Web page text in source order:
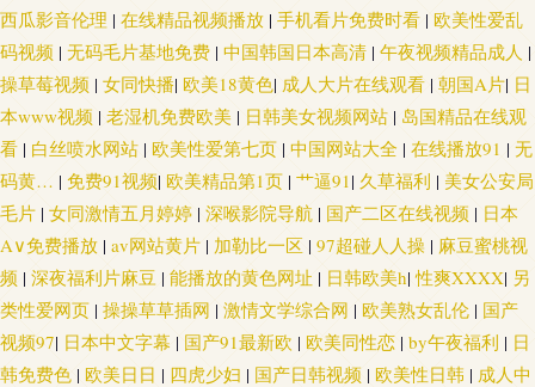
西瓜影音伦理 | 在线精品视频播放 | 手机看片免费时看 | 欧美性爱乱
码视频 | 无码毛片基地免费 | 中国韩国日本高清 | 午夜视频精品成人 |
操草莓视频 | 女同快播| 欧美18黄色| 成人大片在线观看 | 朝国A片| 日
本www视频 | 老湿机免费欧美 | 日韩美女视频网站 | 岛国精品在线观
看 | 白丝喷水网站 | 欧美性爱第七页 | 中国网站大全 | 在线播放91 | 无
码黄… | 免费91视频| 欧美精品第1页 | 艹逼91| 久草福利 | 美女公安局
毛片 | 女同激情五月婷婷 | 深喉影院导航 | 国产二区在线视频 | 日本
A∨免费播放 | av网站黄片 | 加勒比一区 | 97超碰人人操 | 麻豆蜜桃视
频 | 深夜福利片麻豆 | 能播放的黄色网址 | 日韩欧美h|性爽XXXX| 另
类性爱网页 | 操操草草插网 | 激情文学综合网 | 欧美熟女乱伦 | 国产
视频97| 日本中文字幕 | 国产91最新欧 | 欧美同性恋 | by午夜福利 | 日
韩免费色 | 欧美日日 | 四虎少妇 | 国产日韩视频 | 欧美性日韩 | 成人中